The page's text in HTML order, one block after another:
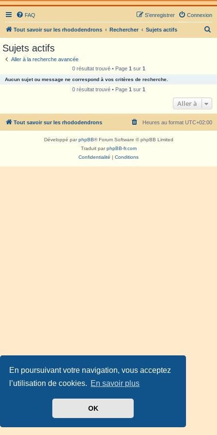
En poursuivant votre navigation, vous acceptez
l’utilisation de cookies. En savoir plus
OK
FAQ Connexion
S’enregistrer
Tout savoir sur les rhododendrons Rechercher Sujets actifs
c
e
Sujets actifs
Aller à la recherche avancée
0 résultat trouvé • Page 1 sur 1
Aucun sujet ou message ne correspond à vos critères de recherche.
0 résultat trouvé • Page 1 sur 1
Aller à
Tout savoir sur les rhododendrons Heures au format UTC+02:00
Développé parphpBB® Forum Software © phpBB Limited
Traduit parphpBB-fr.com
Confidentialité | Conditions